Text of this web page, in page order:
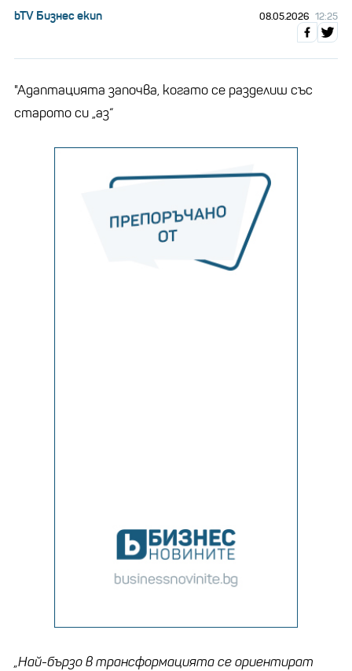
bTV Бизнес екип 08.05.2026 12:25
"Адаптацията започва, когато се разделиш със
старото си „аз“
„Най-бързо в трансформацията се ориентират